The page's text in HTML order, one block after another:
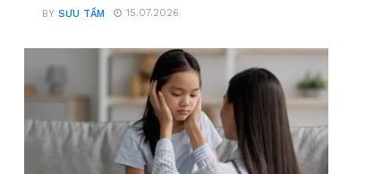
BYSƯU TẦM 15.07.2026